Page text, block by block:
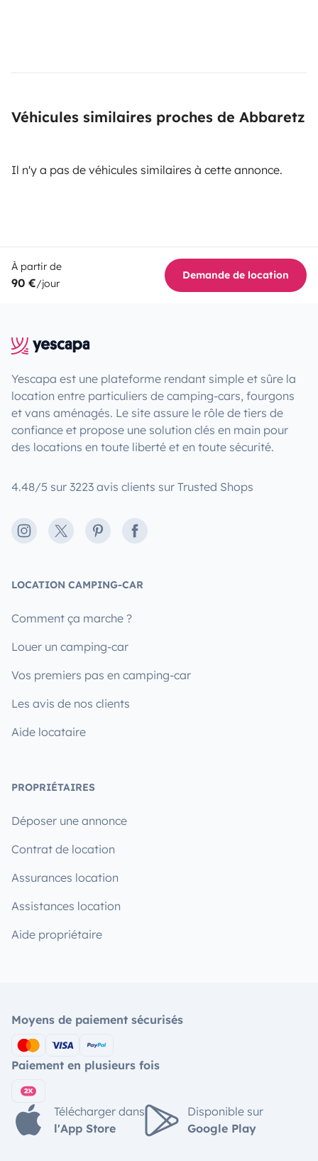
Véhicules similaires proches de Abbaretz
Il n'y a pas de véhicules similaires à cette annonce.
À partir de
90 €/jour
Demande de location
Yescapa est une plateforme rendant simple et sûre la
location entre particuliers de camping-cars, fourgons
et vans aménagés. Le site assure le rôle de tiers de
confiance et propose une solution clés en main pour
des locations en toute liberté et en toute sécurité.
4.48/5 sur 3223 avis clients sur Trusted Shops
Instagram
X PinterestFacebook
LOCATION CAMPING-CAR
Comment ça marche ?
Louer un camping-car
Vos premiers pas en camping-car
Les avis de nos clients
Aide locataire
PROPRIÉTAIRES
Déposer une annonce
Contrat de location
Assurances location
Assistances location
Aide propriétaire
Moyens de paiement sécurisés
Paiement en plusieurs fois
Télécharger dans
l'App Store
Disponible sur
Google Play